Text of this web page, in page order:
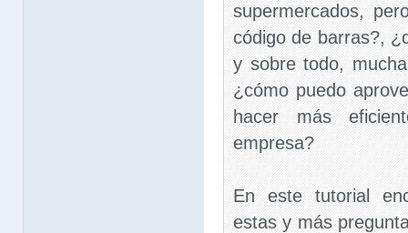
supermercados,
código de barras?,
y sobre todo,
¿cómo puedo
hacer más
empresa?
En este tutorial
estas y más